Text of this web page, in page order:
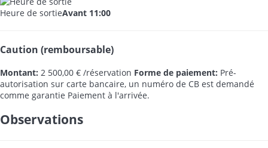
Heure de sortieAvant 11:00
Caution (remboursable)
Montant: 2 500,00 € /réservation Forme de paiement: Pré-
autorisation sur carte bancaire, un numéro de CB est demandé
comme garantie Paiement à l'arrivée.
Observations